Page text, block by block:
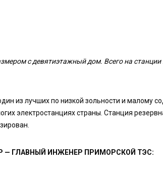
с девятиэтажный дом. Всего на станции
из лучших по низкой зольности и малому
электростанциях страны. Станция
— ГЛАВНЫЙ ИНЖЕНЕР ПРИМОРСКОЙ ТЭС: